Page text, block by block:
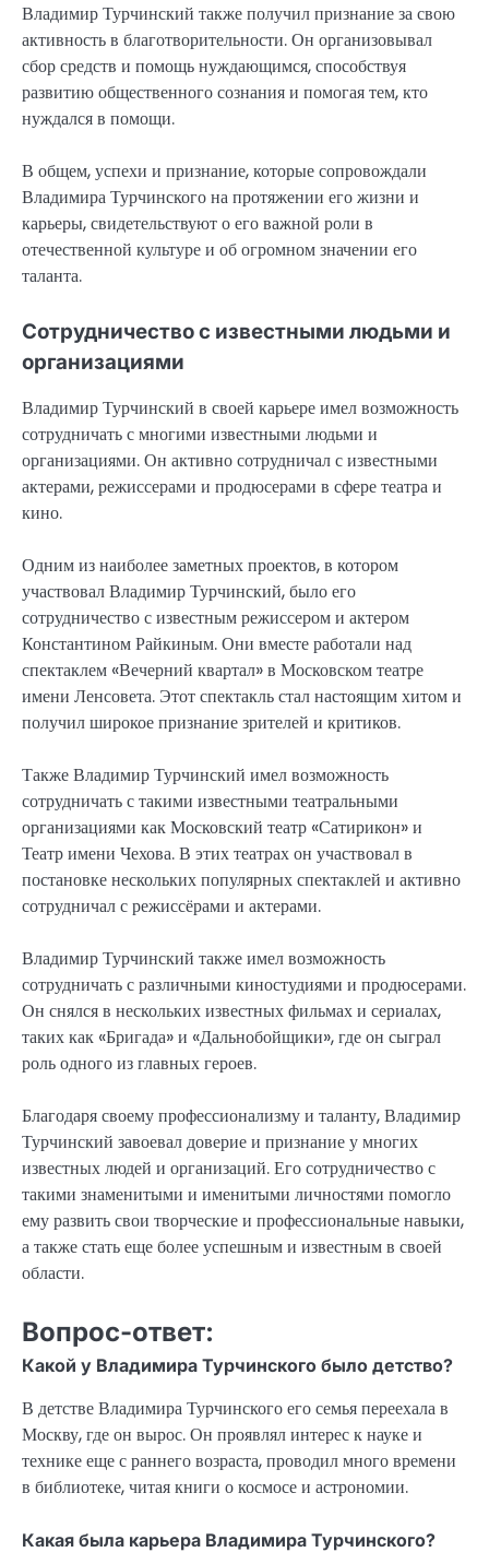
Владимир Турчинский также получил признание за свою
активность в благотворительности. Он организовывал
сбор средств и помощь нуждающимся, способствуя
развитию общественного сознания и помогая тем, кто
нуждался в помощи.
В общем, успехи и признание, которые сопровождали
Владимира Турчинского на протяжении его жизни и
карьеры, свидетельствуют о его важной роли в
отечественной культуре и об огромном значении его
таланта.
Сотрудничество с известными людьми и
организациями
Владимир Турчинский в своей карьере имел возможность
сотрудничать с многими известными людьми и
организациями. Он активно сотрудничал с известными
актерами, режиссерами и продюсерами в сфере театра и
кино.
Одним из наиболее заметных проектов, в котором
участвовал Владимир Турчинский, было его
сотрудничество с известным режиссером и актером
Константином Райкиным. Они вместе работали над
спектаклем «Вечерний квартал» в Московском театре
имени Ленсовета. Этот спектакль стал настоящим хитом и
получил широкое признание зрителей и критиков.
Также Владимир Турчинский имел возможность
сотрудничать с такими известными театральными
организациями как Московский театр «Сатирикон» и
Театр имени Чехова. В этих театрах он участвовал в
постановке нескольких популярных спектаклей и активно
сотрудничал с режиссёрами и актерами.
Владимир Турчинский также имел возможность
сотрудничать с различными киностудиями и продюсерами.
Он снялся в нескольких известных фильмах и сериалах,
таких как «Бригада» и «Дальнобойщики», где он сыграл
роль одного из главных героев.
Благодаря своему профессионализму и таланту, Владимир
Турчинский завоевал доверие и признание у многих
известных людей и организаций. Его сотрудничество с
такими знаменитыми и именитыми личностями помогло
ему развить свои творческие и профессиональные навыки,
а также стать еще более успешным и известным в своей
области.
Вопрос-ответ:
Какой у Владимира Турчинского было детство?
В детстве Владимира Турчинского его семья переехала в
Москву, где он вырос. Он проявлял интерес к науке и
технике еще с раннего возраста, проводил много времени
в библиотеке, читая книги о космосе и астрономии.
Какая была карьера Владимира Турчинского?